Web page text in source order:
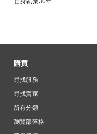
購買
尋找服務
尋找賣家
所有分類
瀏覽部落格